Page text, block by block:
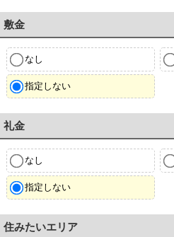
敷金
なし
指定しない
礼金
なし
指定しない
住みたいエリア